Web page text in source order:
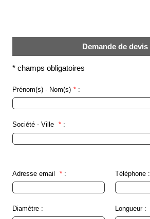
Demande de devis
*champs obligatoires
Prénom(s) - Nom(s) *:
Société - Ville * :
Adresse email *: Téléphone :
Diamètre : Longueur :